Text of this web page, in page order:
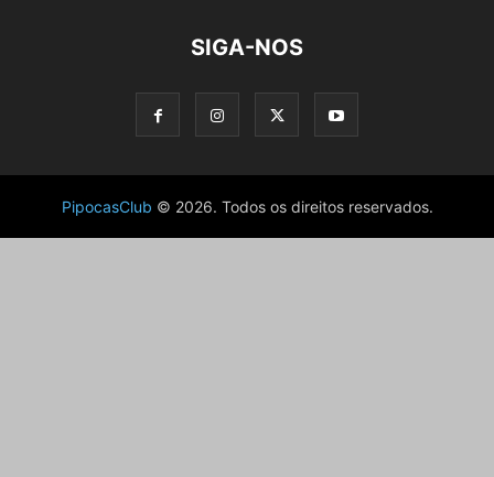
SIGA-NOS
PipocasClub © 2026. Todos os direitos reservados.